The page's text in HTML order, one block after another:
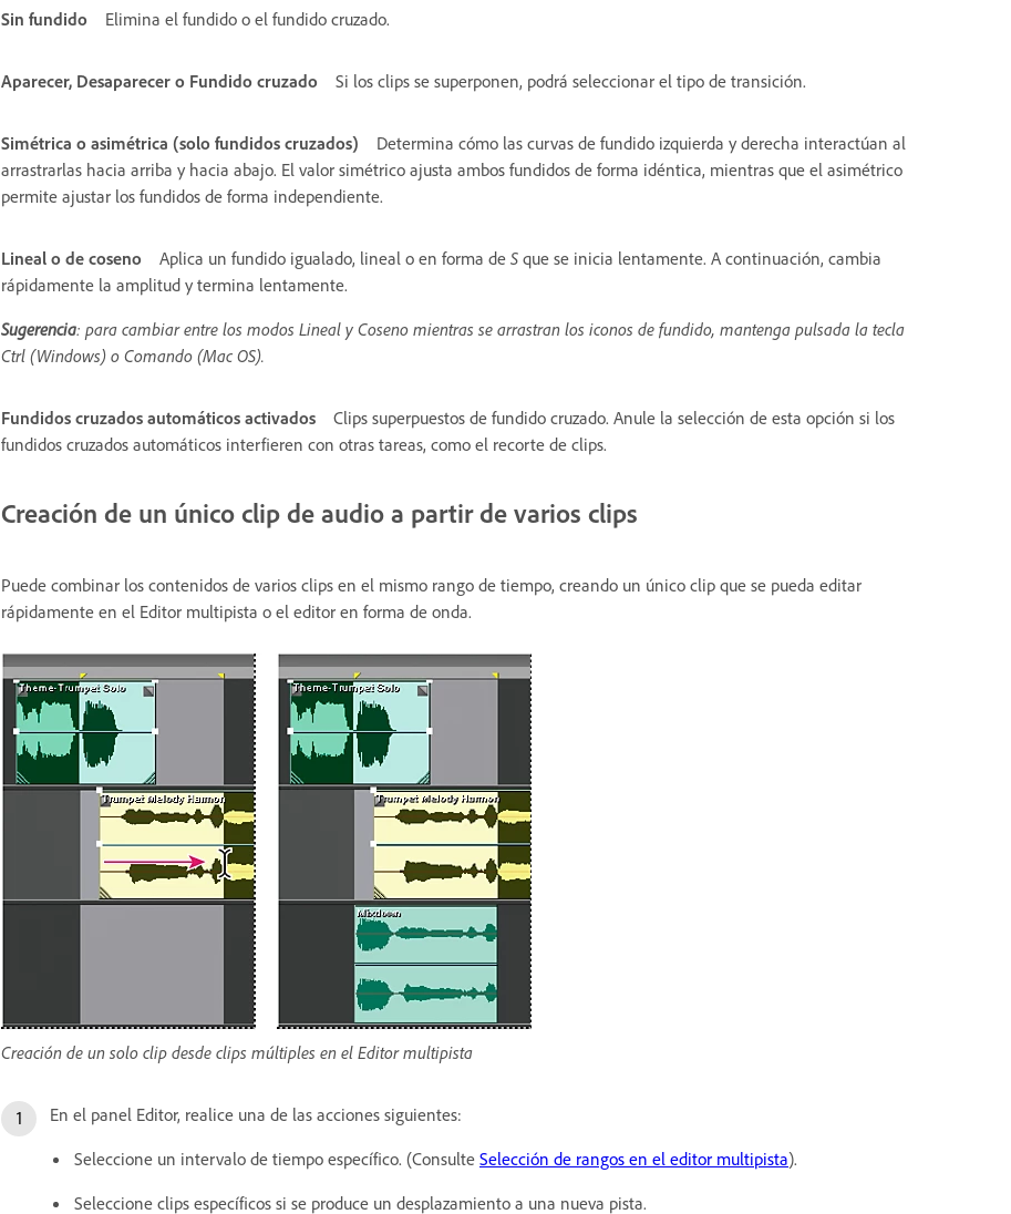
Sin fundido Elimina el fundido o el fundido cruzado.
Aparecer, Desaparecer o Fundido cruzado Si los clips se superponen, podrá seleccionar el tipo de transición.
Simétrica o asimétrica (solo fundidos cruzados)
Determina cómo las curvas de fundido izquierda y derecha interactúan al
arrastrarlas hacia arriba y hacia abajo. El valor simétrico ajusta ambos fundidos de forma idéntica, mientras que el asimétrico
permite ajustar los fundidos de forma independiente.
Lineal o de coseno Aplica un fundido igualado, lineal o en forma de S que se inicia lentamente. A continuación, cambia
rápidamente la amplitud y termina lentamente.
Sugerencia: para cambiar entre los modos Lineal y Coseno mientras se arrastran los iconos de fundido, mantenga pulsada la tecla
Ctrl (Windows) o Comando (Mac OS).
Fundidos cruzados automáticos activados
Clips superpuestos de fundido cruzado. Anule la selección de esta opción si los
fundidos cruzados automáticos interfieren con otras tareas, como el recorte de clips.
Creación de un único clip de audio a partir de varios clips
Puede combinar los contenidos de varios clips en el mismo rango de tiempo, creando un único clip que se pueda editar
rápidamente en el Editor multipista o el editor en forma de onda.
Creación de un solo clip desde clips múltiples en el Editor multipista
En el panel Editor, realice una de las acciones siguientes:
Seleccione un intervalo de tiempo específico. (Consulte Selección de rangos en el editor multipista).
Seleccione clips específicos si se produce un desplazamiento a una nueva pista.